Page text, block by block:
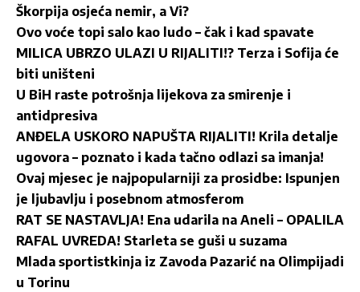
Škorpija osjeća nemir, a Vi?
Ovo voće topi salo kao ludo – čak i kad spavate
MILICA UBRZO ULAZI U RIJALITI!? Terza i Sofija će
biti uništeni
U BiH raste potrošnja lijekova za smirenje i
antidpresiva
ANĐELA USKORO NAPUŠTA RIJALITI! Krila detalje
ugovora – poznato i kada tačno odlazi sa imanja!
Ovaj mjesec je najpopularniji za prosidbe: Ispunjen
je ljubavlju i posebnom atmosferom
RAT SE NASTAVLJA! Ena udarila na Aneli – OPALILA
RAFAL UVREDA! Starleta se guši u suzama
Mlada sportistkinja iz Zavoda Pazarić na Olimpijadi
u Torinu